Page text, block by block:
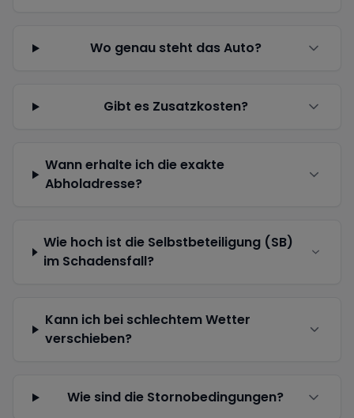
Wo genau steht das Auto?
Gibt es Zusatzkosten?
Wann erhalte ich die exakte
Abholadresse?
Wie hoch ist die Selbstbeteiligung (SB)
im Schadensfall?
Kann ich bei schlechtem Wetter
verschieben?
Wie sind die Stornobedingungen?